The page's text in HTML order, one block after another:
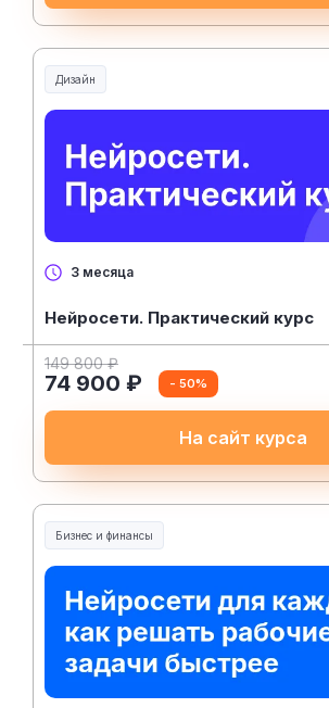
Дизайн
3 месяца
Нейросети. Практический курс
149 800 ₽
74 900 ₽ - 50%
На сайт курса
Бизнес и финансы